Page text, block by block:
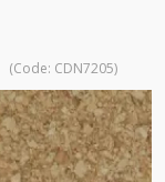
(Code: CDN7205)